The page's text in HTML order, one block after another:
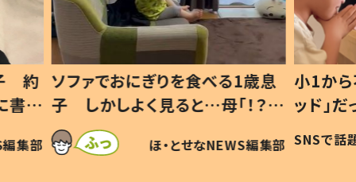
歳息
？」
編集部
小1から不登校、息子は「ギフテ
ッド」だった 父が“ウチ給食”を
作り続ける理由とは #令和の親
#令和の子
SNSで話題 ほ・とせなNEWS編集部
ひ孫
が、抱
「涙
い」